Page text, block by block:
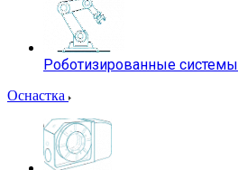
Роботизированные системы
Оснастка